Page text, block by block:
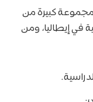
مجموعة كبيرة من
في إيطاليا، ومن